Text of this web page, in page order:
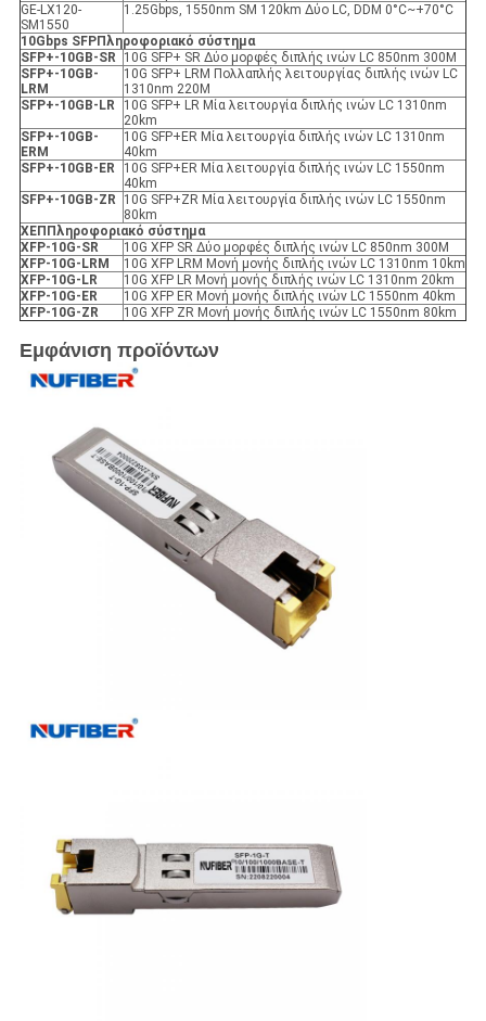
GE-LX120-
SM1550
1.25Gbps, 1550nm SM 120km Δύο LC, DDM 0°C~+70°C
10Gbps SFPΠληροφοριακό σύστημα
SFP+-10GB-SR
10G SFP+ SR Δύο μορφές διπλής ινών LC 850nm 300M
SFP+-10GB-
LRM
10G SFP+ LRM Πολλαπλής λειτουργίας διπλής ινών LC
1310nm 220M
SFP+-10GB-LR
10G SFP+ LR Μία λειτουργία διπλής ινών LC 1310nm
20km
SFP+-10GB-
ER Μ
10G SFP+ER Μία λειτουργία διπλής ινών LC 1310nm
40km
SFP+-10GB-ER
10G SFP+ER Μία λειτουργία διπλής ινών LC 1550nm
40km
SFP+-10GB-ZR
10G SFP+ZR Μία λειτουργία διπλής ινών LC 1550nm
80km
XΕΠ Πληροφοριακό σύστημα
XFP-10G-SR
10G XFP SR Δύο μορφές διπλής ινών LC 850nm 300M
XFP-10G-LRM
10G XFP LRM Μονή μονής διπλής ινών LC 1310nm 10km
XFP-10G-LR
10G XFP LR Μονή μονής διπλής ινών LC 1310nm 20km
XFP-10G-ER
10G XFP ER Μονή μονής διπλής ινών LC 1550nm 40km
XFP-10G-ZR 10G XFP ZR Μονή μονής διπλής ινών LC 1550nm 80km
Εμφάνιση προϊόντων